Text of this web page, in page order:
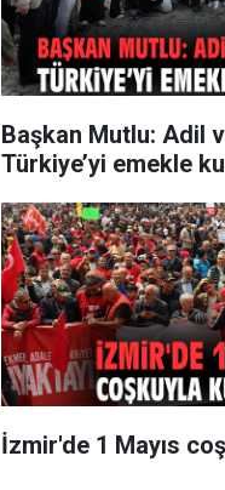
Başkan Mutlu: Adil
Türkiye’yi emekle
İzmir'de 1 Mayıs